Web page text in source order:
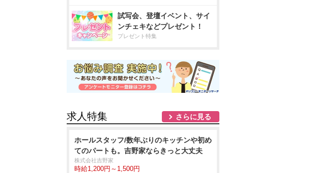
試写会、登壇イベント、サイ
ンチェキなどプレゼント！
プレゼント特集
求人特集 さらに見る
ホールスタッフ/数年ぶりのキッチンや初め
てのパートも。吉野家ならきっと大丈夫
株式会社吉野家
時給1,200円～1,500円